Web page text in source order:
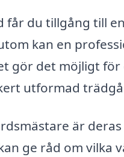
du tillgång till
kan en
gör det möjligt för
utformad
är
ge råd om vilka